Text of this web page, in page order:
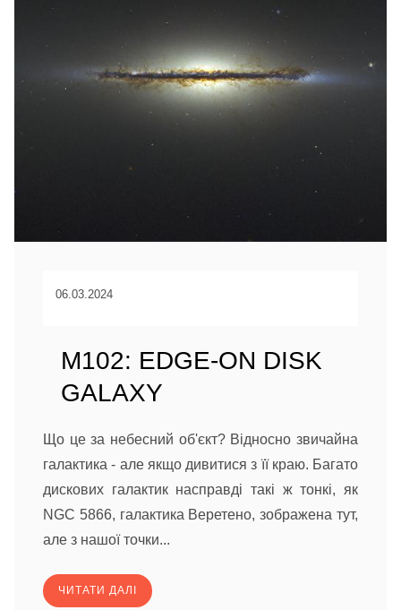
06.03.2024
M102: EDGE-ON DISK
GALAXY
Що це за небесний об'єкт? Відносно звичайна
галактика - але якщо дивитися з її краю. Багато
дискових галактик насправді такі ж тонкі, як
NGC 5866, галактика Веретено, зображена тут,
але з нашої точки...
ЧИТАТИ ДАЛІ